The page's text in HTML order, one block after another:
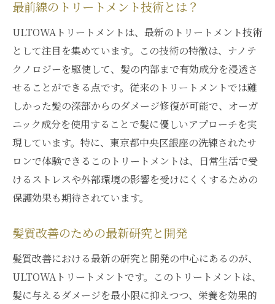
最前線のトリートメント技術とは？
ULTOWAトリートメントは、最新のトリートメント技術
として注目を集めています。この技術の特徴は、ナノテ
クノロジーを駆使して、髪の内部まで有効成分を浸透さ
せることができる点です。従来のトリートメントでは難
しかった髪の深部からのダメージ修復が可能で、オーガ
ニック成分を使用することで髪に優しいアプローチを実
現しています。特に、東京都中央区銀座の洗練されたサ
ロンで体験できるこのトリートメントは、日常生活で受
けるストレスや外部環境の影響を受けにくくするための
保護効果も期待されています。
髪質改善のための最新研究と開発
髪質改善における最新の研究と開発の中心にあるのが、
ULTOWAトリートメントです。このトリートメントは、
髪に与えるダメージを最小限に抑えつつ、栄養を効果的